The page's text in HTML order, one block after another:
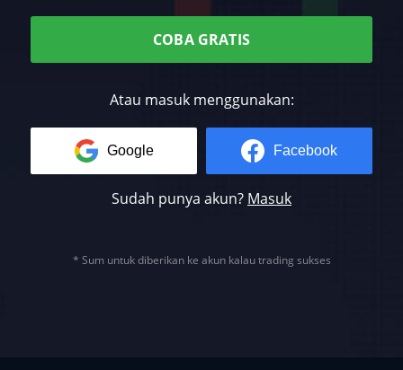
COBA GRATIS
Atau masuk menggunakan:
Google Facebook
Sudah punya akun? Masuk
* Sum untuk diberikan ke akun kalau trading sukses